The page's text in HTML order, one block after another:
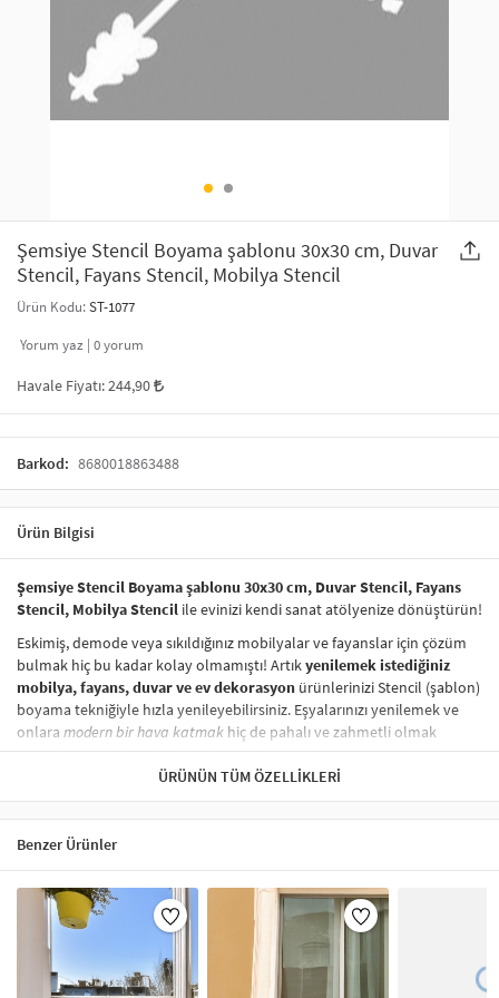
SAÇ AKSESUARLARI
GELİN / DÜĞÜN AKSESUARLARI
ŞAL VE FULAR
ODA KOKUSU VE MUM
YILBAŞI ÜRÜNLERİ
Şemsiye Stencil Boyama şablonu 30x30 cm, Duvar
Stencil, Fayans Stencil, Mobilya Stencil
Ürün Kodu:ST-1077
Yorum yaz | 0yorum
Havale Fiyatı:244,90
Barkod: 8680018863488
Ürün Bilgisi
Şemsiye Stencil Boyama şablonu 30x30 cm, Duvar Stencil, Fayans
Stencil, Mobilya Stencil ile evinizi kendi sanat atölyenize dönüştürün!
Eskimiş, demode veya sıkıldığınız mobilyalar ve fayanslar için çözüm
bulmak hiç bu kadar kolay olmamıştı! Artıkyenilemek istediğiniz
mobilya, fayans, duvar ve ev dekorasyon ürünlerinizi Stencil (şablon)
boyama tekniğiyle hızla yenileyebilirsiniz. Eşyalarınızı yenilemek ve
onlara modern bir hava katmak hiç de pahalı ve zahmetli olmak
zorunda değil! Stencil şablonları, dilediğiniz her yüzeye pratik bir
desen uygulamanızısağlar ve mobilyalarınızın, duvarlarınızın,
kumaşlarınızın görünümünü anında değiştirebilir.
Çocuğunuzun dolabına, mutfak fayanslarına,
kumaşlara bile bant yardımıyla sabitleyip, istediğiniz renklerle
boyama yapabilirsiniz. Evinizi,kişisel zevkinizle özelleştirebilir, stencil
boyama seti ile yaratıcı projeler gerçekleştirebilirsiniz.El işi ve ev
dekorasyonu
sevenler için stencil, kolayca uygulanabilecek eğlenceli
ve etkili bir aktivitedir.
Stencil Boyamatekniği, her türlü yüzeyde rahatlıkla kullanılabilir.
ÜRÜNÜN TÜM ÖZELLIKLERI
Benzer Ürünler